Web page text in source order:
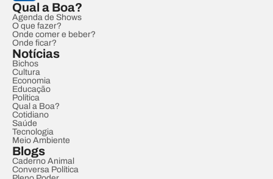
Qual a Boa?
Agenda de Shows
O que fazer?
Onde comer e beber?
Onde ficar?
Notícias
Bichos
Cultura
Economia
Educação
Política
Qual a Boa?
Cotidiano
Saúde
Tecnologia
Meio Ambiente
Blogs
Caderno Animal
Conversa Política